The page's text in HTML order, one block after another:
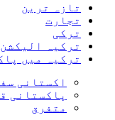
تازہ ترین
تجارت
ترکی
ترکیہ الیکشن 2023
ترکیہ میں
اکستانی
پاکستانی
متفرق